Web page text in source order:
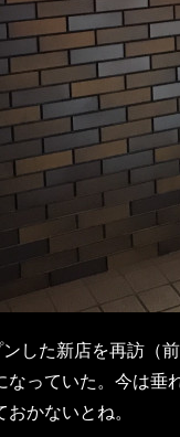
した新店を再訪（
っていた。今は
かないとね。